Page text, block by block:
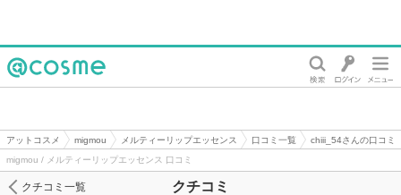
アットコスメ migmou メルティーリップエッセンス 口コミ一覧
chiii_54さんの口コミ
migmou / メルティーリップエッセンス 口コミ
クチコミ
クチコミ一覧